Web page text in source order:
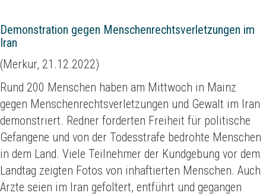
Demonstration gegen Menschenrechtsverletzungen im
Iran
(Merkur, 21.12.2022)
Rund 200 Menschen haben am Mittwoch in Mainz
gegen Menschenrechtsverletzungen und Gewalt im Iran
demonstriert. Redner forderten Freiheit für politische
Gefangene und von der Todesstrafe bedrohte Menschen
in dem Land. Viele Teilnehmer der Kundgebung vor dem
Landtag zeigten Fotos von inhaftierten Menschen. Auch
Ärzte seien im Iran gefoltert, entführt und gegangen